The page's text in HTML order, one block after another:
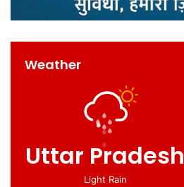
Weather
Uttar Pradesh
Light Rain